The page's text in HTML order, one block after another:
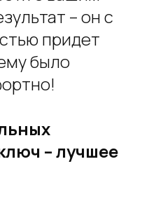
– он с
придет
было
– лучшее